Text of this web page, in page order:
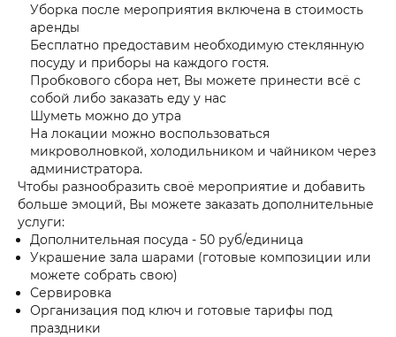
Уборка после мероприятия включена в стоимость
аренды
Бесплатно предоставим необходимую стеклянную
посуду и приборы на каждого гостя.
Пробкового сбора нет, Вы можете принести всё с
собой либо заказать еду у нас
Шуметь можно до утра
На локации можно воспользоваться
микроволновкой, холодильником и чайником через
администратора.
Чтобы разнообразить своё мероприятие и добавить
больше эмоций, Вы можете заказать дополнительные
услуги:
Дополнительная посуда - 50 руб/единица
Украшение зала шарами (готовые композиции или
можете собрать свою)
Сервировка
Организация под ключ и готовые тарифы под
праздники